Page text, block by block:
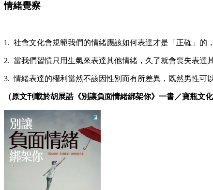
情緒覺察
1. 社會文化會規範我們的情緒應該如何表達才是「正確」的
2. 當我們習慣只用生氣來表達其他情緒，久了就會喪失表達
3. 情緒表達的權利當然不該因性別而有所差異，既然男性可
（原文刊載於胡展誥《別讓負面情緒綁架你》一書／寶瓶文化